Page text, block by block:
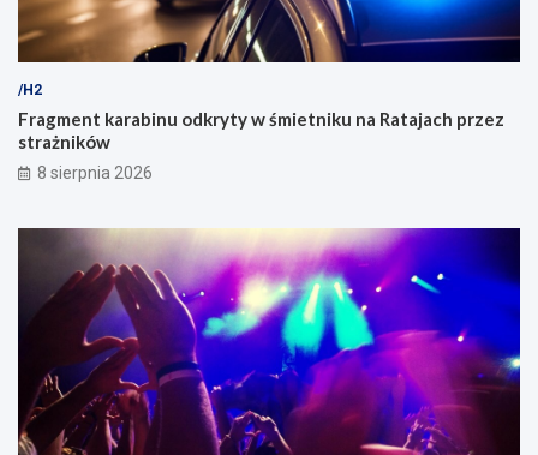
/H2
Fragment karabinu odkryty w śmietniku na Ratajach przez
strażników
8 sierpnia 2026